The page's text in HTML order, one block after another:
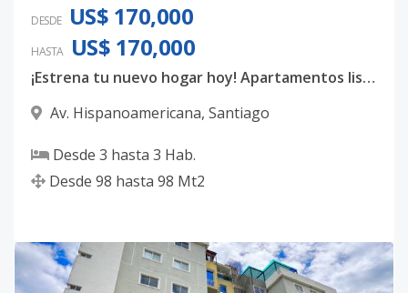
DESDE US$ 170,000
HASTA US$ 170,000
¡Estrena tu nuevo hogar hoy! Apartamentos listo para ti
Av. Hispanoamericana, Santiago
Desde 3 hasta 3 Hab.
Desde 98 hasta 98 Mt2